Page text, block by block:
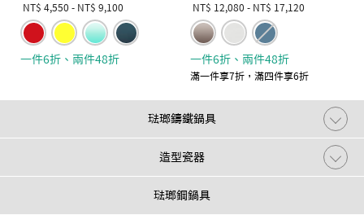
NT$ 4,550 - NT$ 9,100
一件6折、兩件48折
NT$ 12,080 - NT$ 17,120
一件6折、兩件48折
滿一件享7折，滿四件享6折
琺瑯鑄鐵鍋具
造型瓷器
琺瑯鋼鍋具